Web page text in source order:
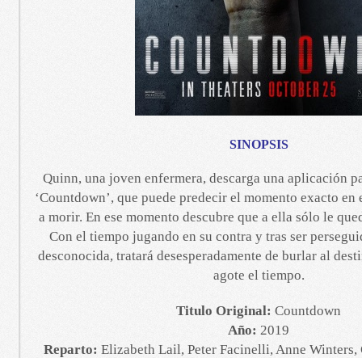
SINOPSIS
Quinn, una joven enfermera, descarga una aplicación
‘Countdown’, que puede predecir el momento exacto en
a morir. En ese momento descubre que a ella sólo le
Con el tiempo jugando en su contra y tras ser
desconocida, tratará desesperadamente de burlar al
agote el tiempo.
Titulo Original: Countdown
Año: 2019
Reparto: Elizabeth Lail, Peter Facinelli, Anne